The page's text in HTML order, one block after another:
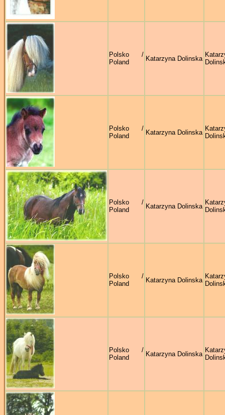
Polsko /
Poland
Katarzyna Dolinska
Polsko /
Poland
Katarzyna Dolinska
Polsko /
Poland
Katarzyna Dolinska
Polsko /
Poland
Katarzyna Dolinska
Polsko /
Poland
Katarzyna Dolinska